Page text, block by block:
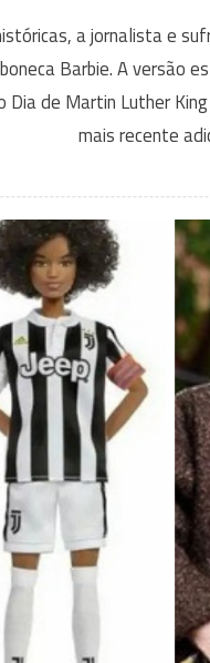
a jornalista e
Barbie. A versão
de Martin Luther
mais recente